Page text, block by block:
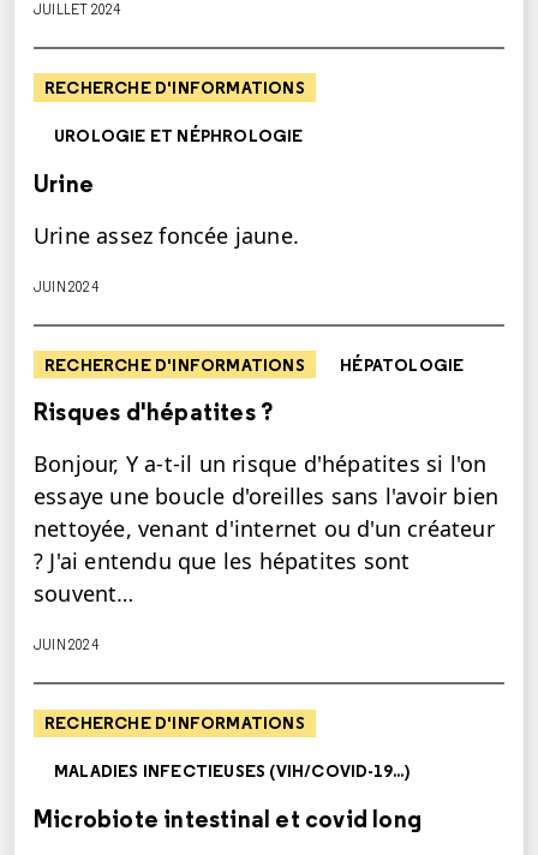
JUILLET 2024
RECHERCHE D'INFORMATIONS
UROLOGIE ET NÉPHROLOGIE
Urine
Urine assez foncée jaune.
JUIN 2024
RECHERCHE D'INFORMATIONS HÉPATOLOGIE
Risques d'hépatites ?
Bonjour, Y a-t-il un risque d'hépatites si l'on
essaye une boucle d'oreilles sans l'avoir bien
nettoyée, venant d'internet ou d'un créateur
? J'ai entendu que les hépatites sont
souvent…
JUIN 2024
RECHERCHE D'INFORMATIONS
MALADIES INFECTIEUSES (VIH/COVID-19...)
Microbiote intestinal et covid long